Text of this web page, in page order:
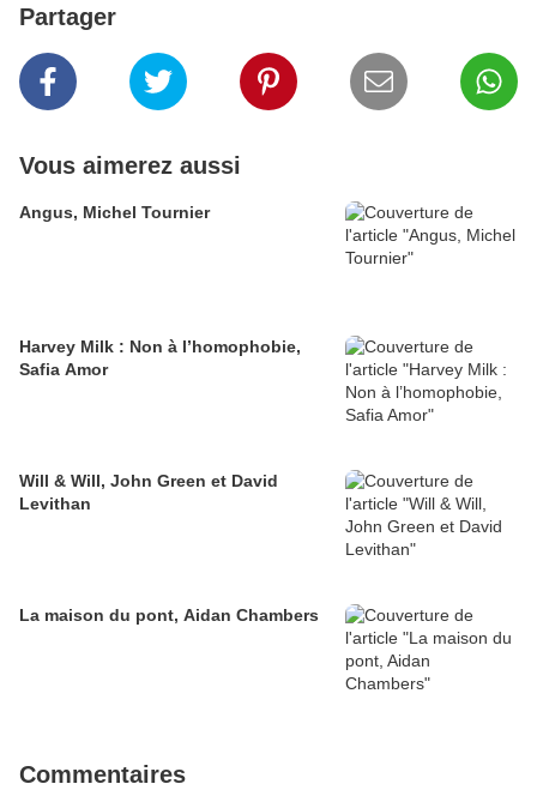
Partager
Vous aimerez aussi
Angus, Michel Tournier
Harvey Milk : Non à l’homophobie,
Safia Amor
Will & Will, John Green et David
Levithan
La maison du pont, Aidan Chambers
Commentaires